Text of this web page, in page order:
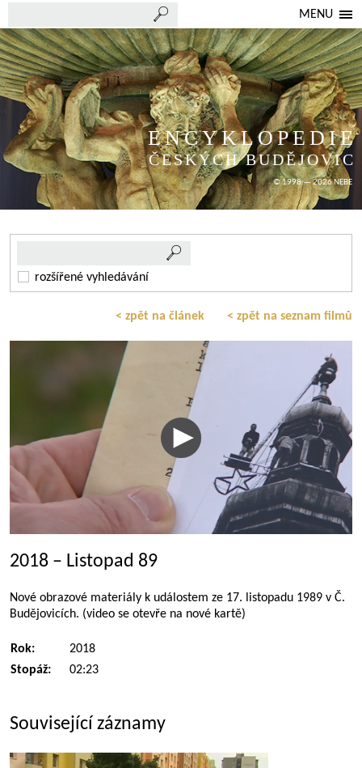
MENU
ENCYKLOPEDIE
ČESKÝCH BUDĚJOVIC
© 1998 — 2026 NEBE
rozšířené vyhledávání
< zpět na článek < zpět na seznam filmů
2018 – Listopad 89
Nové obrazové materiály k událostem ze 17. listopadu 1989 v Č.
Budějovicích. (video se otevře na nové kartě)
Rok:
2018
Stopáž:
02:23
Související záznamy